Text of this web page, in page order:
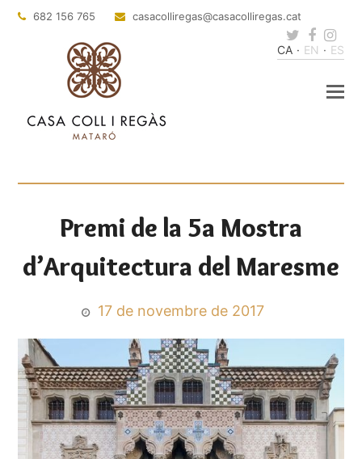
682 156 765 casacolliregas@casacolliregas.cat
Twitter
CA EN ES
Premi de la 5a Mostra
d’Arquitectura del Maresme
17 de novembre de 2017